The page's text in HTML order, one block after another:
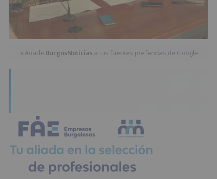
★Añade BurgosNoticias a tus fuentes preferidas de Google